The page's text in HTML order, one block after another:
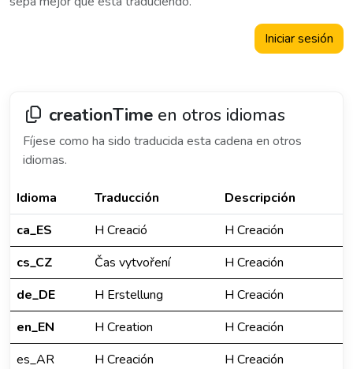
Iniciar sesión
creationTime en otros idiomas
Fíjese como ha sido traducida esta cadena en otros
idiomas.
Idioma Traducción
Descripción
ca_ES
H Creació
H Creación
cs_CZ
Čas vytvoření
H Creación
de_DE
H Erstellung
H Creación
en_EN
H Creation
H Creación
es_AR
H Creación
H Creación